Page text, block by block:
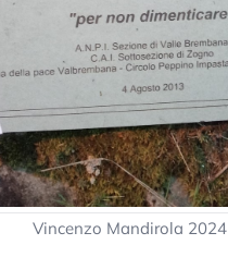
Vincenzo Mandirola 2024